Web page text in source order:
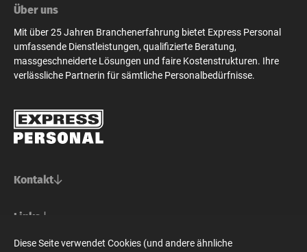
Über uns
Mit über 25 Jahren Branchenerfahrung bietet Express Personal
umfassende Dienstleistungen, qualifizierte Beratung,
massgeschneiderte Lösungen und faire Kostenstrukturen. Ihre
verlässliche Partnerin für sämtliche Personalbedürfnisse.
Kontakt
Basel/Nordwestschweiz
Steinenvorstadt 73
Bern/Mittelland
Links
Für Stellensuchende
Diese Seite verwendet Cookies (und andere ähnliche